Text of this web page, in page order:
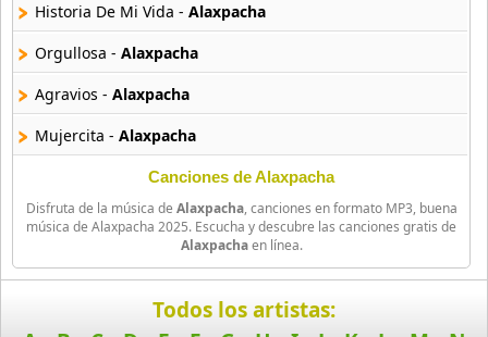
Danielito
5 músicas online
Dennis Fabricio
7 músicas online
Diosdado Gaitan
18 músicas online
Historia De Mi Vida - Alaxpacha
Orgullosa - Alaxpacha
Agravios - Alaxpacha
Mujercita - Alaxpacha
Canciones de Alaxpacha
Disfruta de la música de Alaxpacha, canciones en formato MP3, buena
música de Alaxpacha 2025. Escucha y descubre las canciones gratis de
Alaxpachaen línea.
Todos los artistas: